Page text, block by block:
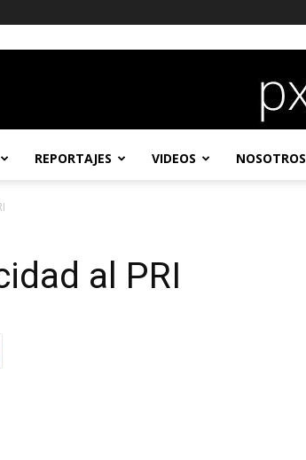
REPORTAJES VIDEOS NOSOTROS
al PRI